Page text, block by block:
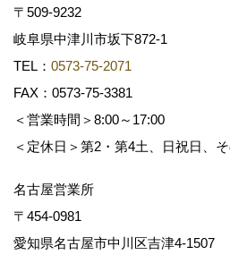
〒509-9232
岐阜県中津川市坂下872‐1
TEL： 0573-75-2071
FAX：0573-75-3381
＜営業時間＞8:00～17:00
＜定休日＞第2・第4土、日祝日、
名古屋営業所
〒454-0981
愛知県名古屋市中川区吉津4-1507